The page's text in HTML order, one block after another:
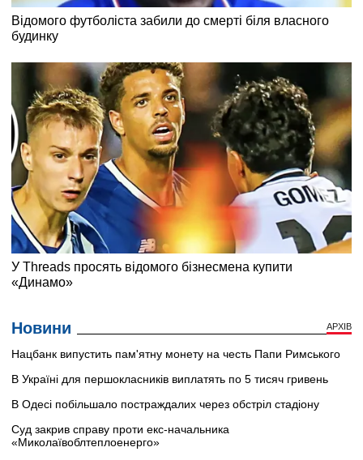
Новини АРХІВ
Нацбанк випустить пам'ятну монету на честь Папи Римського
В Україні для першокласників виплатять по 5 тисяч гривень
В Одесі побільшало постраждалих через обстріл стадіону
Суд закрив справу проти екс-начальника
«Миколаївоблтеплоенерго»